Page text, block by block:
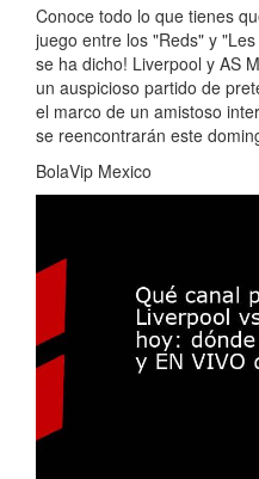
Conoce todo lo que tienes
juego entre los "Reds" y
se ha dicho! Liverpool y AS
un auspicioso partido de
el marco de un amistoso
se reencontrarán este
BolaVip Mexico